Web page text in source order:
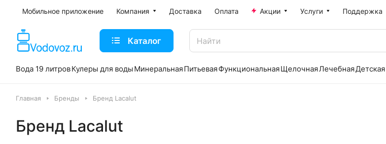
Мобильное приложение Компания Доставка Оплата Акции Услуги Поддержка
Каталог
Вода 19 литровКулеры для воды МинеральнаяПитьеваяФункциональнаяЩелочнаяЛечебнаяДетская
Главная Бренды Бренд Lacalut
Бренд Lacalut